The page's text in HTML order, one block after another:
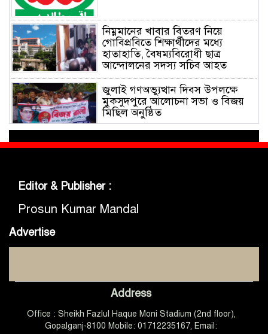
নিম্নমানের খাবার বিতরণ নিয়ে
গোবিপ্রবিতে শিক্ষার্থীদের মধ্যে
হাতাহাতি, বৈষম্যবিরোধী ছাত্র
আন্দোলনের সদস্য সচিব আহত
জুলাই গণঅভ্যুত্থান দিবস উপলক্ষে
মুকসুদপুরে আলোচনা সভা ও বিজয়
মিছিল অনুষ্ঠিত
গোবিপ্রবিতে জুলাই গণঅভ্যুত্থান দিবস
নিষিদ্ধ চায়না দুয়ারী জাল জব্দ, আগুনে
জুলাইয়ের চেতনা ধারণ করে
গণতান্ত্রিক ও আধুনিক বাংলাদেশ
Editor & Publisher :
Prosun Kumar Mandal
Advertise
Address
Office : Sheikh Fazlul Haque Moni Stadium (2nd floor),
Gopalganj-8100 Mobile: 01712235167, Email: